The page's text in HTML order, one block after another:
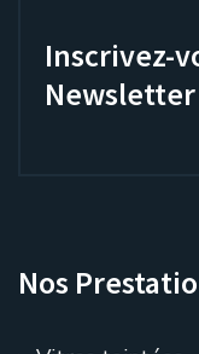
Inscrivez-
Newsletter
Nos